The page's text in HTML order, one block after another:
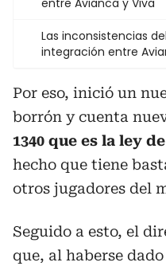
Las inconsistencias
integración entre
Por eso, inició un
borrón y cuenta
1340 que es la ley
hecho que tiene
otros jugadores del
Seguido a esto, el
que, al haberse